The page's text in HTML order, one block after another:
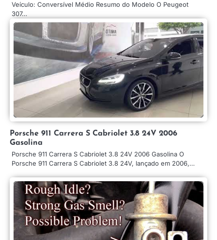
Veículo: Conversível Médio Resumo do Modelo O Peugeot
307…
Porsche 911 Carrera S Cabriolet 3.8 24V 2006
Gasolina
Porsche 911 Carrera S Cabriolet 3.8 24V 2006 Gasolina O
Porsche 911 Carrera S Cabriolet 3.8 24V, lançado em 2006,…